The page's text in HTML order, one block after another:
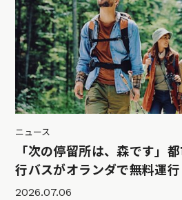
ニュース
「次の停留所は、森です」
行バスがオランダで無料運行
2026.07.06